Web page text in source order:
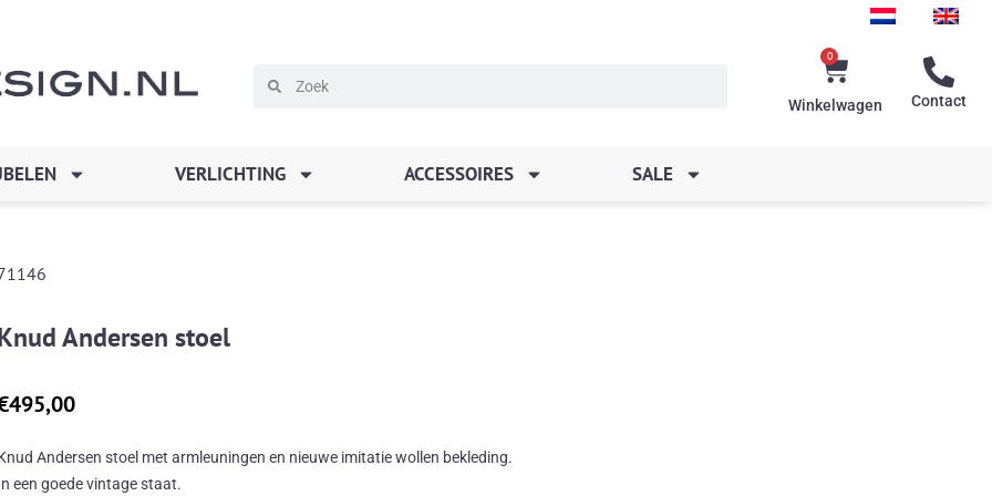
ZoekenZoeken
0
Winkelwagen
Winkelwagen Contact
VERLICHTING ACCESSOIRES SALE
Andersen stoel
495,00
Andersen stoel met armleuningen en nieuwe imitatie wollen bekleding.
een goede vintage staat.